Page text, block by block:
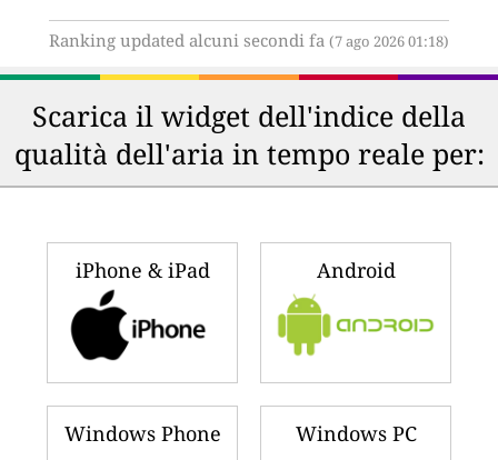
Ranking updated alcuni secondi fa (7 ago 2026 01:18)
Scarica il widget dell'indice della
qualità dell'aria in tempo reale per:
iPhone & iPad Android
Windows Phone Windows PC